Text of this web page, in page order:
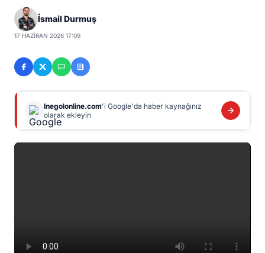
İsmail Durmuş
17 HAZIRAN 2026 17:09
Inegolonline.com'i Google'da haber kaynağınız
olarak ekleyin